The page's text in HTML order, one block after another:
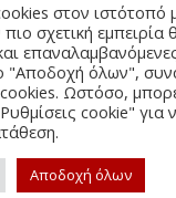
στον ιστότοπό
σχετική εμπειρία
"Αποδοχή όλων",
Ωστόσο,
cookie"
Αποδοχή όλων